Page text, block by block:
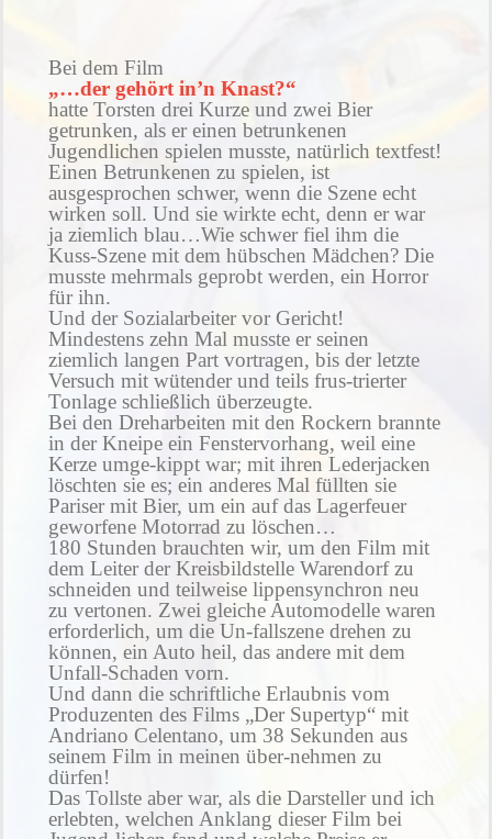
Bei dem Film
„…der gehört in’n Knast?“
hatte Torsten drei Kurze und zwei Bier
getrunken, als er einen betrunkenen
Jugendlichen spielen musste, natürlich textfest!
Einen Betrunkenen zu spielen, ist
ausgesprochen schwer, wenn die Szene echt
wirken soll. Und sie wirkte echt, denn er war
ja ziemlich blau…Wie schwer fiel ihm die
Kuss-Szene mit dem hübschen Mädchen? Die
musste mehrmals geprobt werden, ein Horror
für ihn.
Und der Sozialarbeiter vor Gericht!
Mindestens zehn Mal musste er seinen
ziemlich langen Part vortragen, bis der letzte
Versuch mit wütender und teils frus-trierter
Tonlage schließlich überzeugte.
Bei den Dreharbeiten mit den Rockern brannte
in der Kneipe ein Fenstervorhang, weil eine
Kerze umge-kippt war; mit ihren Lederjacken
löschten sie es; ein anderes Mal füllten sie
Pariser mit Bier, um ein auf das Lagerfeuer
geworfene Motorrad zu löschen…
180 Stunden brauchten wir, um den Film mit
dem Leiter der Kreisbildstelle Warendorf zu
schneiden und teilweise lippensynchron neu
zu vertonen. Zwei gleiche Automodelle waren
erforderlich, um die Un-fallszene drehen zu
können, ein Auto heil, das andere mit dem
Unfall-Schaden vorn.
Und dann die schriftliche Erlaubnis vom
Produzenten des Films „Der Supertyp“ mit
Andriano Celentano, um 38 Sekunden aus
seinem Film in meinen über-nehmen zu
dürfen!
Das Tollste aber war, als die Darsteller und ich
erlebten, welchen Anklang dieser Film bei